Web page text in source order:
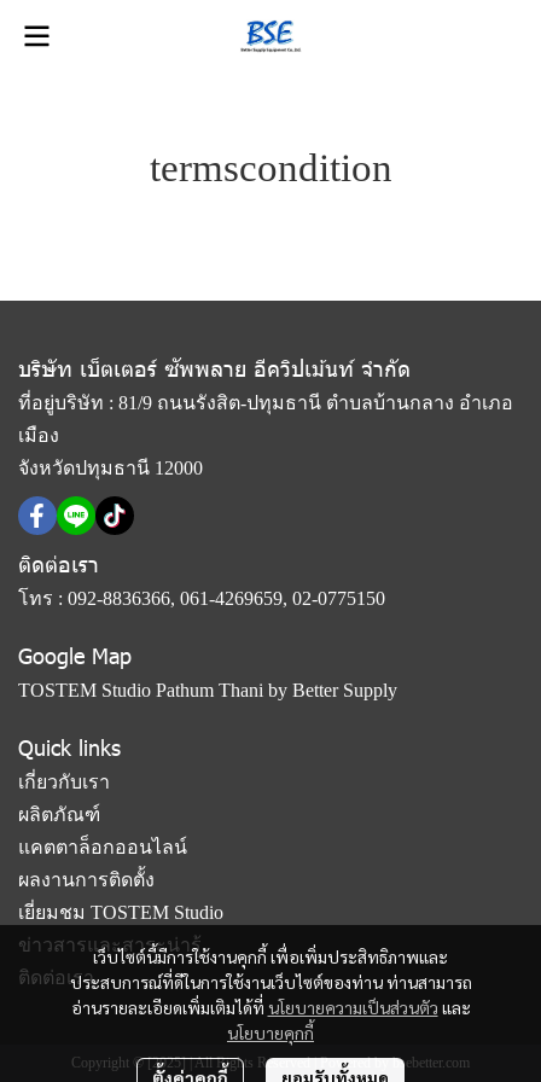
termscondition
เว็บไซต์นี้มีการใช้งานคุกกี้ เพื่อเพิ่มประสิทธิภาพและ
ประสบการณ์ที่ดีในการใช้งานเว็บไซต์ของท่าน ท่านสามารถ
อ่านรายละเอียดเพิ่มเติมได้ที่ นโยบายความเป็นส่วนตัว และ
นโยบายคุกกี้
ตั้งค่าคุกกี้ ยอมรับทั้งหมด
บริษัท เบ็ตเตอร์ ซัพพลาย อีควิปเม้นท์ จำกัด
ที่อยู่บริษัท : 81/9 ถนนรังสิต-ปทุมธานี ตำบลบ้านกลาง อำเภอ
เมือง
จังหวัดปทุมธานี 12000
ติดต่อเรา
โทร : 092-8836366, 061-4269659, 02-0775150
Google Map
TOSTEM Studio Pathum Thani by Better Supply
Quick links
เกี่ยวกับเรา
ผลิตภัณฑ์
แคตตาล็อกออนไลน์
ผลงานการติดตั้ง
เยี่ยมชม TOSTEM Studio
ข่าวสารและสาระน่ารู้
ติดต่อเรา
Copyright © [2025] | All Rights Reserved | Powered by bsebetter.com